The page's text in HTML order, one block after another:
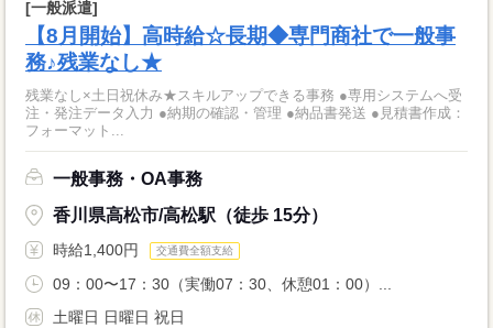
[一般派遣]
【8月開始】高時給☆長期◆専門商社で一般事
務♪残業なし★
残業なし×土日祝休み★スキルアップできる事務 ●専用システムへ受
注・発注データ入力 ●納期の確認・管理 ●納品書発送 ●見積書作成：
フォーマット...
一般事務・OA事務
香川県高松市/高松駅（徒歩 15分）
時給1,400円 交通費全額支給
09：00〜17：30（実働07：30、休憩01：00）...
土曜日 日曜日 祝日